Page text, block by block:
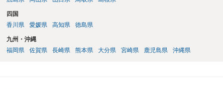
四国
香川県
愛媛県 高知県 徳島県
九州・沖縄
福岡県
佐賀県 長崎県 熊本県 大分県 宮崎県 鹿児島県 沖縄県